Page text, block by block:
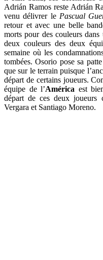
Adrián Ramos reste Adrián
venu délivrer le Pascual
retour et avec une belle
morts pour des couleurs
deux couleurs des deux
semaine où les
tombées. Osorio pose sa
que sur le terrain puisque
départ de certains joueurs.
équipe de l’América est
départ de ces deux joueurs
Vergara et Santiago Moreno.